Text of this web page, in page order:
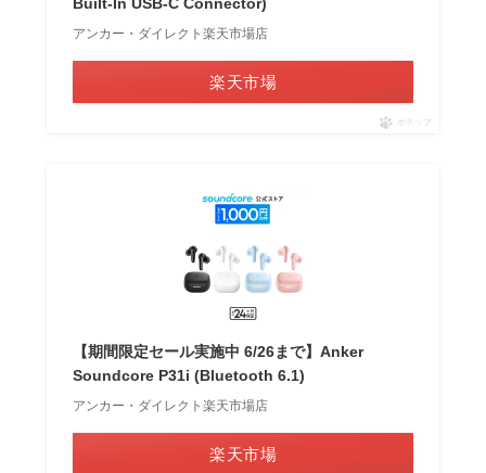
アンカー・ダイレクト楽天市場店
楽天市場
ポチップ
【期間限定セール実施中 6/26まで】Anker
Soundcore P31i (Bluetooth 6.1)
アンカー・ダイレクト楽天市場店
楽天市場